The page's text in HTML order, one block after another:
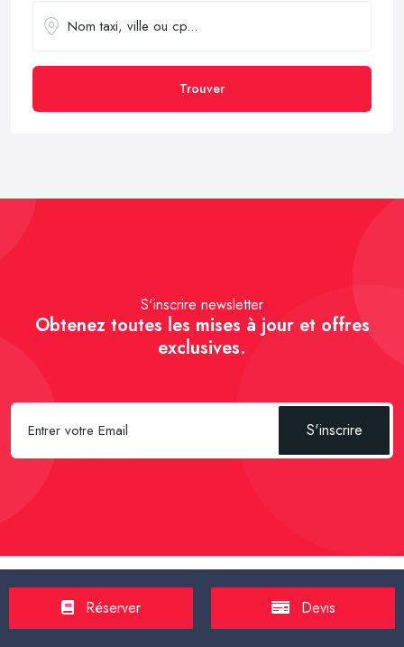
Trouver
S'inscrire newsletter
Obtenez toutes les mises à jour et offres
exclusives.
S'inscrire
Spécial Passager : -Réserver un Taxi
Réserver Devis